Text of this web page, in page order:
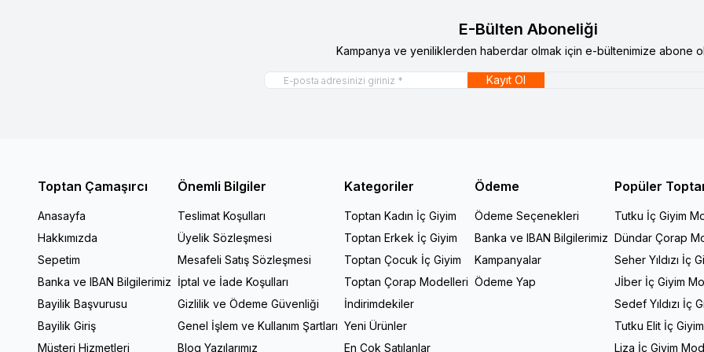
E-Bülten Aboneliği
Kampanya ve yeniliklerden haberdar olmak için e-bültenimize abone
Kayıt Ol
Toptan Çamaşırcı
Anasayfa
Hakkımızda
Sepetim
Banka ve IBAN Bilgilerimiz
Bayilik Başvurusu
Bayilik Giriş
Müşteri Hizmetleri
Önemli Bilgiler
Teslimat Koşulları
Üyelik Sözleşmesi
Mesafeli Satış Sözleşmesi
İptal ve İade Koşulları
Gizlilik ve Ödeme Güvenliği
Genel İşlem ve Kullanım Şartları
Blog Yazılarımız
Kategoriler
Toptan Kadın İç Giyim
Toptan Erkek İç Giyim
Toptan Çocuk İç Giyim
Toptan Çorap Modelleri
İndirimdekiler
Yeni Ürünler
En Çok Satılanlar
Ödeme
Ödeme Seçenekleri
Banka ve IBAN Bilgilerimiz
Kampanyalar
Ödeme Yap
Popüler
Tutku İç Giyim
Dündar Çorap
Seher Yıldızı İç
Jİber İç Giyim
Sedef Yıldızı İç
Tutku Elit İç
Liza İç Giyim